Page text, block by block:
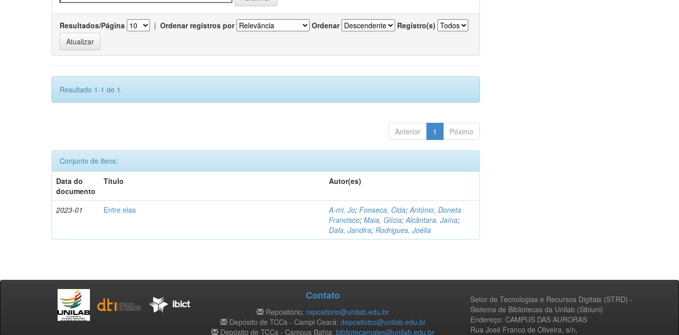
Resultados/Página | Ordenar registros por Ordenar Registro(s)
Resultado 1-1 de 1.
Anterior 1 Póximo
Conjunto de itens:
Data do
documento
Título Autor(es)
2023-01 Entre elas A-mi, Jo;Fonseca, Cida;António, Doneta
Francisco;Maia, Glícia;Alcântara, Jaína;
Dala, Jandira;Rodrigues, Joélia
Setor de Tecnologias e Recursos Digitais (STRD) -
Sistema de Bibliotecas da Unilab (Sibiuni)
Endereço: CAMPUS DAS AURORAS
Rua José Franco de Oliveira, s/n,
Contato
Repositório: repositorio@unilab.edu.br
Depósito de TCCs - Campi Ceará: depositotcc@unilab.edu.br
Depósito de TCCs - Campus Bahia: bibliotecamales@unilab.edu.br